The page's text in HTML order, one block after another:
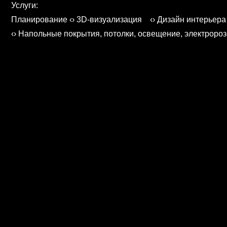
Услуги:
Планирование ‹› 3D-визуализация ‹› Дизайн интерьера
‹› Напольные покрытия, потолки, освещение,